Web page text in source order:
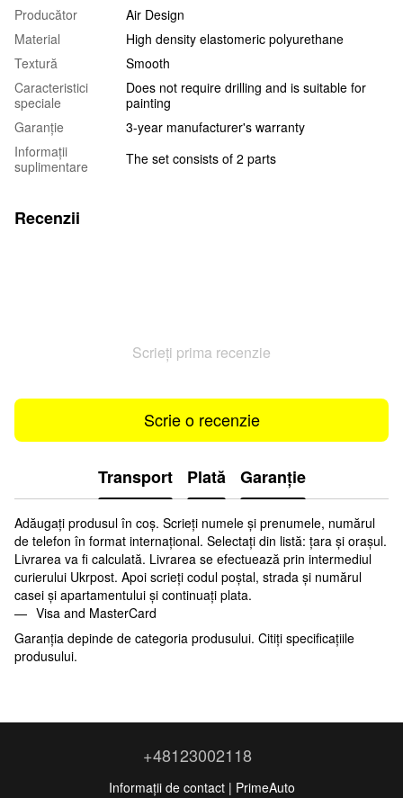
Producător
Air Design
Material
High density elastomeric polyurethane
Textură
Smooth
Caracteristici
speciale
Does not require drilling and is suitable for
painting
Garanţie
3-year manufacturer's warranty
Informații
suplimentare
The set consists of 2 parts
Recenzii
Scrieți prima recenzie
Scrie o recenzie
Transport Plată Garanţie
Adăugați produsul în coș. Scrieți numele și prenumele, numărul
de telefon în format internațional. Selectați din listă: țara și orașul.
Livrarea va fi calculată. Livrarea se efectuează prin intermediul
curierului Ukrpost. Apoi scrieți codul poștal, strada și numărul
casei și apartamentului și continuați plata.
Visa and MasterCard
Garanția depinde de categoria produsului. Citiți specificațiile
produsului.
+48123002118
Informații de contact | PrimeAuto